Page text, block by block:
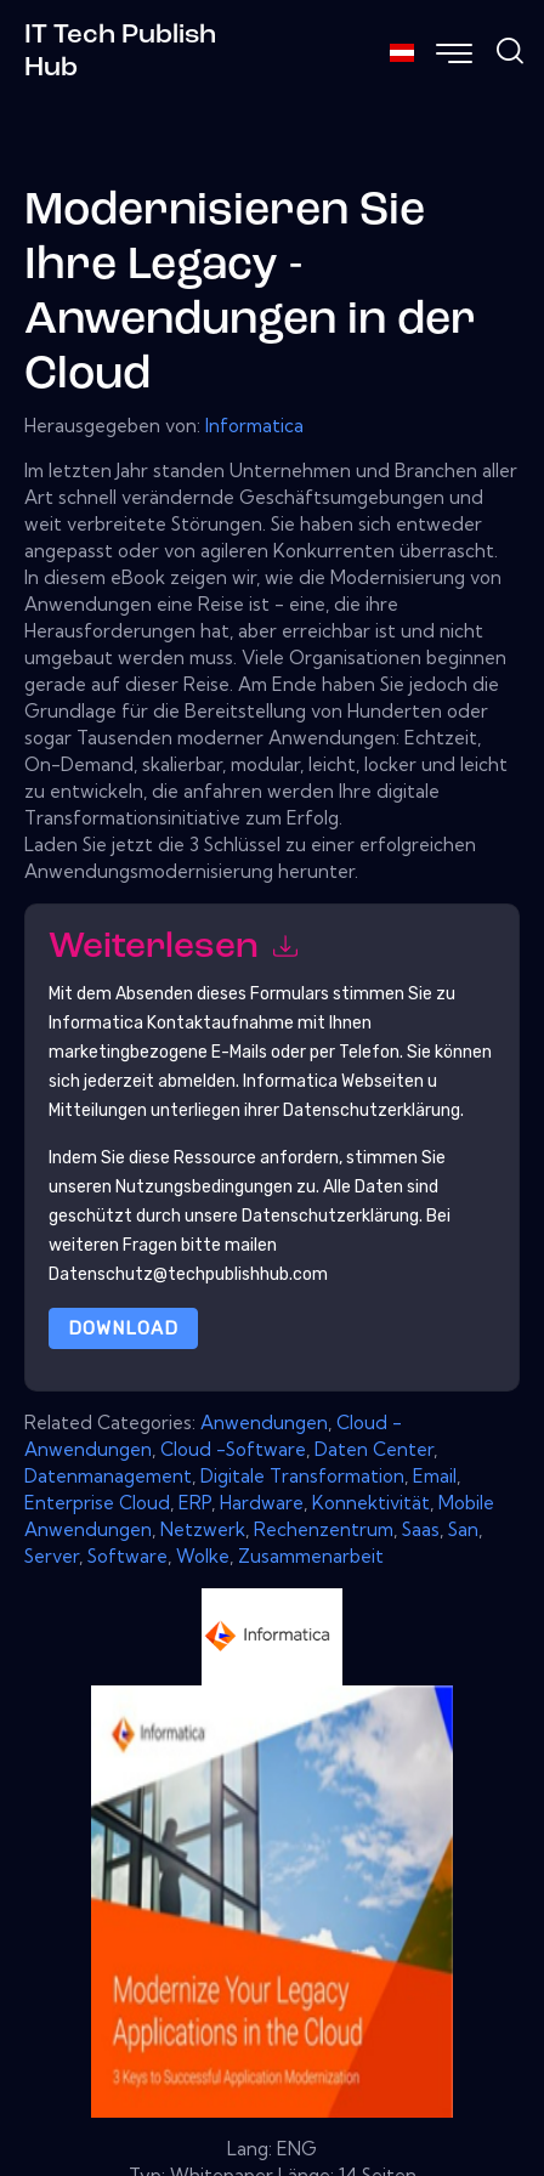
IT Tech Publish
Hub
Modernisieren Sie
Ihre Legacy -
Anwendungen in der
Cloud
Herausgegeben von: Informatica
Im letzten Jahr standen Unternehmen und Branchen aller
Art schnell verändernde Geschäftsumgebungen und
weit verbreitete Störungen. Sie haben sich entweder
angepasst oder von agileren Konkurrenten überrascht.
In diesem eBook zeigen wir, wie die Modernisierung von
Anwendungen eine Reise ist - eine, die ihre
Herausforderungen hat, aber erreichbar ist und nicht
umgebaut werden muss. Viele Organisationen beginnen
gerade auf dieser Reise. Am Ende haben Sie jedoch die
Grundlage für die Bereitstellung von Hunderten oder
sogar Tausenden moderner Anwendungen: Echtzeit,
On-Demand, skalierbar, modular, leicht, locker und leicht
zu entwickeln, die anfahren werden Ihre digitale
Transformationsinitiative zum Erfolg.
Laden Sie jetzt die 3 Schlüssel zu einer erfolgreichen
Anwendungsmodernisierung herunter.
Weiterlesen
Mit dem Absenden dieses Formulars stimmen Sie zu
Informatica Kontaktaufnahme mit Ihnen
marketingbezogene E-Mails oder per Telefon. Sie können
sich jederzeit abmelden. Informatica Webseiten u
Mitteilungen unterliegen ihrer Datenschutzerklärung.
Indem Sie diese Ressource anfordern, stimmen Sie
unseren Nutzungsbedingungen zu. Alle Daten sind
geschützt durch unsere Datenschutzerklärung. Bei
weiteren Fragen bitte mailen
Datenschutz@techpublishhub.com
DOWNLOAD
Related Categories: Anwendungen Cloud -
Anwendungen Cloud -Software Daten Center,
Datenmanagement Digitale Transformation Email
Enterprise Cloud ERP Hardware Konnektivität Mobile
Anwendungen Netzwerk Rechenzentrum Saas San
Server, Software Wolke Zusammenarbeit
Lang: ENG